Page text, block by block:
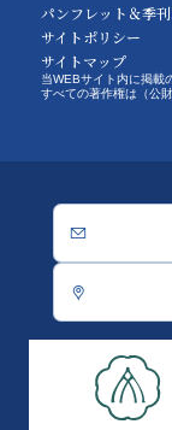
パンフレット＆季
サイトポリシー
サイトマップ
当WEBサイト内に掲載
すべての著作権は（公